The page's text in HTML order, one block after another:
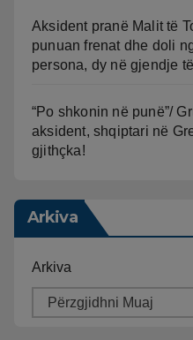
Aksident pranë Malit të
punuan frenat dhe doli
persona, dy në gjendje
“Po shkonin në punë”/
aksident, shqiptari në
gjithçka!
Arkiva
Arkiva